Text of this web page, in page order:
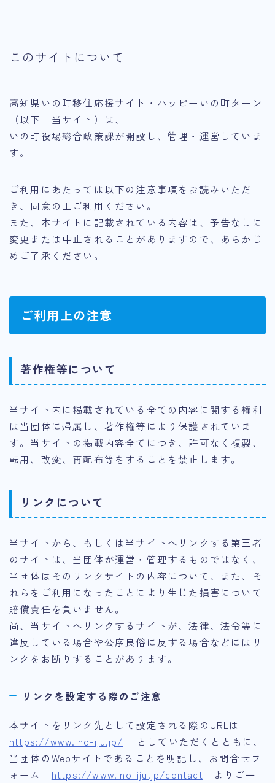
このサイトについて
高知県いの町移住応援サイト・ハッピーいの町ターン
（以下 当サイト）は、
いの町役場総合政策課が開設し、管理・運営していま
す。
ご利用にあたっては以下の注意事項をお読みいただ
き、同意の上ご利用ください。
また、本サイトに記載されている内容は、予告なしに
変更または中止されることがありますので、あらかじ
めご了承ください。
ご利用上の注意
著作権等について
当サイト内に掲載されている全ての内容に関する権利
は当団体に帰属し、著作権等により保護されていま
す。当サイトの掲載内容全てにつき、許可なく複製、
転用、改変、再配布等をすることを禁止します。
リンクについて
当サイトから、もしくは当サイトへリンクする第三者
のサイトは、当団体が運営・管理するものではなく、
当団体はそのリンクサイトの内容について、また、そ
れらをご利用になったことにより生じた損害について
賠償責任を負いません。
尚、当サイトへリンクするサイトが、法律、法令等に
違反している場合や公序良俗に反する場合などにはリ
ンクをお断りすることがあります。
リンクを設定する際のご注意
本サイトをリンク先として設定される際のURLは
https://www.ino-iju.jp/ としていただくとともに、
当団体のWebサイトであることを明記し、お問合せフ
ォーム https://www.ino-iju.jp/contact よりご一